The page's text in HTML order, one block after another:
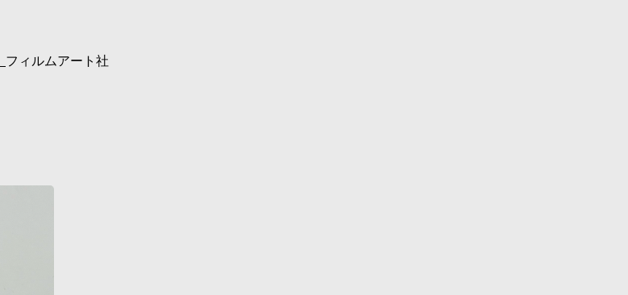
フィルムアート社